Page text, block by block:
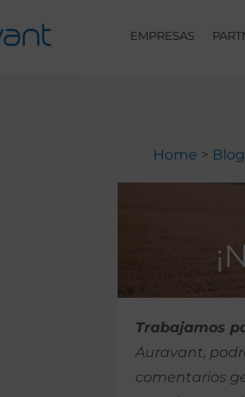
EMPRESAS
Home Blog
Trabajamos
Auravant,
comentarios